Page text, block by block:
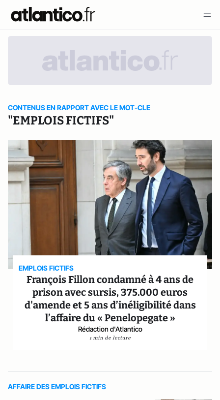
CONTENUS EN RAPPORT AVEC LE MOT-CLE
"EMPLOIS FICTIFS"
EMPLOIS FICTIFS
François Fillon condamné à 4 ans de
prison avec sursis, 375.000 euros
d'amende et 5 ans d’inéligibilité dans
l’affaire du « Penelopegate »
Rédaction d'Atlantico
1 min de lecture
AFFAIRE DES EMPLOIS FICTIFS